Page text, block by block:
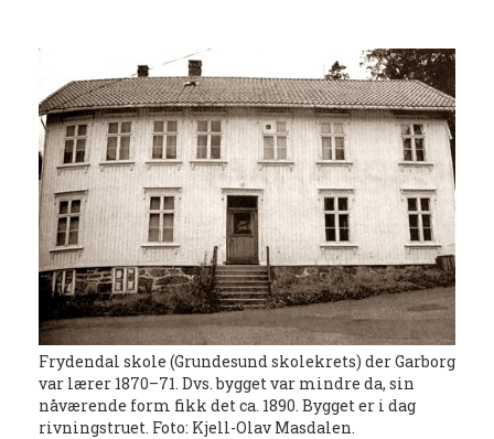
Frydendal skole (Grundesund skolekrets) der Garborg
var lærer 1870–71. Dvs. bygget var mindre da, sin
nåværende form fikk det ca. 1890. Bygget er i dag
rivningstruet. Foto: Kjell-Olav Masdalen.